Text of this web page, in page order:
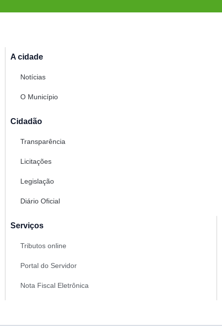
A cidade
Notícias
O Município
Cidadão
Transparência
Licitações
Legislação
Diário Oficial
Serviços
Tributos online
Portal do Servidor
Nota Fiscal Eletrônica